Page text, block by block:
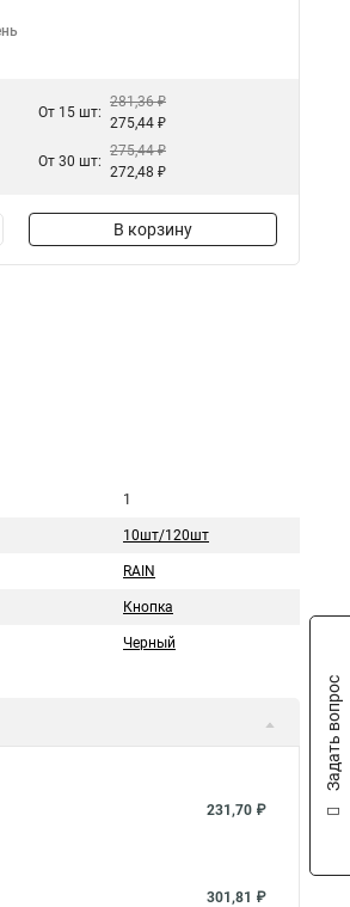
От 15 шт:
281,36 ₽
275,44 ₽
От 30 шт:
275,44 ₽
272,48 ₽
В корзину
1
10шт/120шт
RAIN
Кнопка
Черный
231,70 ₽
301,81 ₽
Задать вопрос